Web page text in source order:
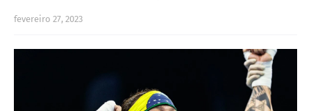
fevereiro 27, 2023